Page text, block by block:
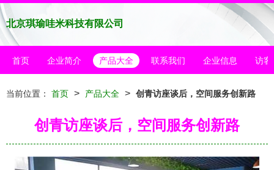
北京琪瑜哇米科技有限公司
首页 企业简介 产品大全 联系我们 企业信息 访客
当前位置： 首页 > 产品大全 > 创青访座谈后，空间服务创新路
创青访座谈后，空间服务创新路